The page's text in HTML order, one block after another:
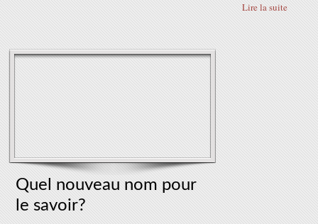
Lire la suite
Quel nouveau nom pour
le savoir?